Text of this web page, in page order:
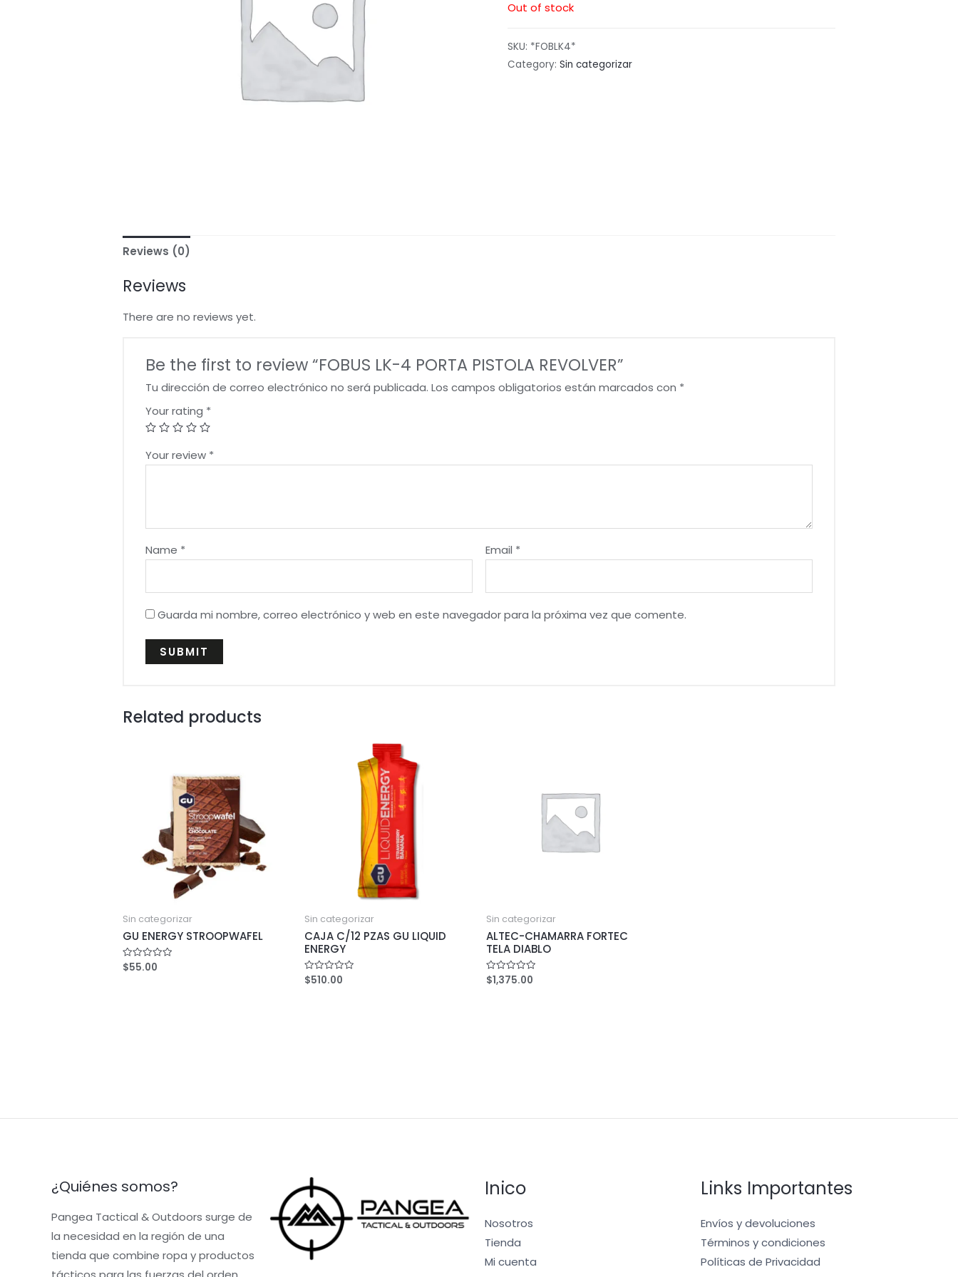
Out of stock
SKU: *FOBLK4*
Category: Sin categorizar
Reviews (0)
Reviews
There are no reviews yet.
Be the first to review “FOBUS LK-4 PORTA PISTOLA REVOLVER”
Tu dirección de correo electrónico no será publicada. Los campos obligatorios están marcados con *
Your rating *
Your review *
Name * Email *
Guarda mi nombre, correo electrónico y web en este navegador para la próxima vez que comente.
Related products
Sin categorizar
GU ENERGY STROOPWAFEL
Rated
0
$55.00
Sin categorizar
CAJA C/12 PZAS GU LIQUID
ENERGY
Rated
0
$510.00
Sin categorizar
ALTEC-CHAMARRA FORTEC
TELA DIABLO
Rated
0
$1,375.00
¿Quiénes somos?
Pangea Tactical & Outdoors surge de
la necesidad en la región de una
tienda que combine ropa y productos
Inico
Nosotros
Tienda
Mi cuenta
Links Importantes
Envíos y devoluciones
Términos y condiciones
Políticas de Privacidad